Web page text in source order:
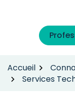
Accueil
Services